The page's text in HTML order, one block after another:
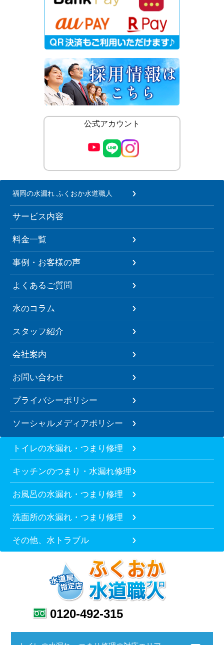
公式アカウント
福岡の水漏れ ふくおか水道職人
サービス内容
料金一覧
事例・お客様の声
よくあるご質問
水のコラム
スタッフ紹介
会社案内
お問い合わせ
プライバシーポリシー
ソーシャルメディアポリシー
トイレの水漏れ・つまり修理
キッチンのつまり・水漏れ修理
お風呂の水漏れ・つまり修理
洗面所の水漏れ・つまり修理
その他、水トラブル
0120-492-315